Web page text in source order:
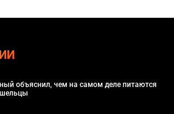
объяснил, чем на самом деле питаются